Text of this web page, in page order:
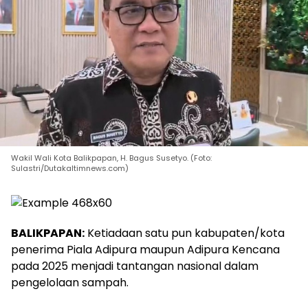
Wakil Wali Kota Balikpapan, H. Bagus Susetyo. (Foto:
Sulastri/Dutakaltimnews.com)
BALIKPAPAN: Ketiadaan satu pun kabupaten/kota
penerima Piala Adipura maupun Adipura Kencana
pada 2025 menjadi tantangan nasional dalam
pengelolaan sampah.